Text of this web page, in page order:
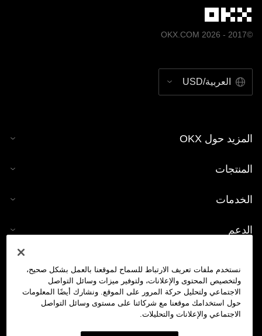
©2017 - 2026 OKX.COM
العربية/USD
المزيد حول OKX
المنتجات
الخدمات
الدعم
حاسبة العملات الرقمية
تداول
نستخدم ملفات تعريف الارتباط للسماح لموقعنا بالعمل بشكل صحيح،
ولتخصيص المحتوى والإعلانات، ولتوفير ميزات وسائل التواصل
الاجتماعي ولتحليل حركة المرور على الموقع. ونشارك أيضًا المعلومات
حول استخدامك موقعنا مع شركائنا على مستوى وسائل التواصل
الاجتماعي والإعلانات والتحليلات.